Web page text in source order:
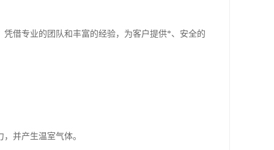
借专业的团队和丰富的经验，为客户提供*、安全的
并产生温室气体。